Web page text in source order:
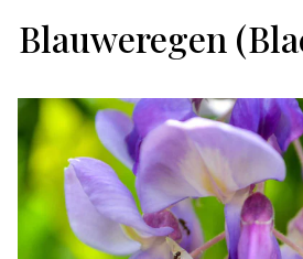
Blauweregen